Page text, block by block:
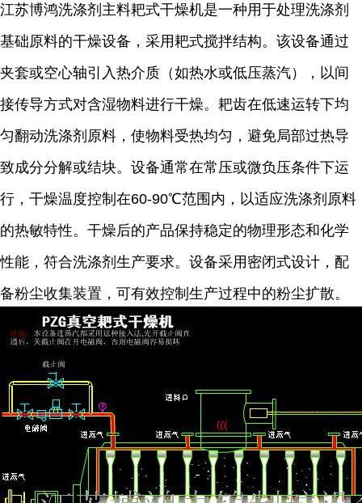
江苏博鸿洗涤剂主料耙式干燥机是一种用于处理洗涤剂
基础原料的干燥设备，采用耙式搅拌结构。该设备通过
夹套或空心轴引入热介质（如热水或低压蒸汽），以间
接传导方式对含湿物料进行干燥。耙齿在低速运转下均
匀翻动洗涤剂原料，使物料受热均匀，避免局部过热导
致成分分解或结块。设备通常在常压或微负压条件下运
行，干燥温度控制在60-90℃范围内，以适应洗涤剂原料
的热敏特性。干燥后的产品保持稳定的物理形态和化学
性能，符合洗涤剂生产要求。设备采用密闭式设计，配
备粉尘收集装置，可有效控制生产过程中的粉尘扩散。